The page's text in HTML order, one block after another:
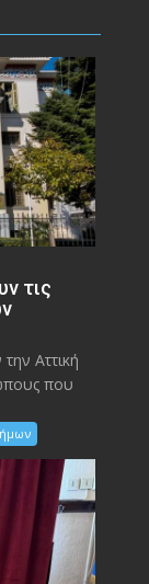
τις
Αττική
που